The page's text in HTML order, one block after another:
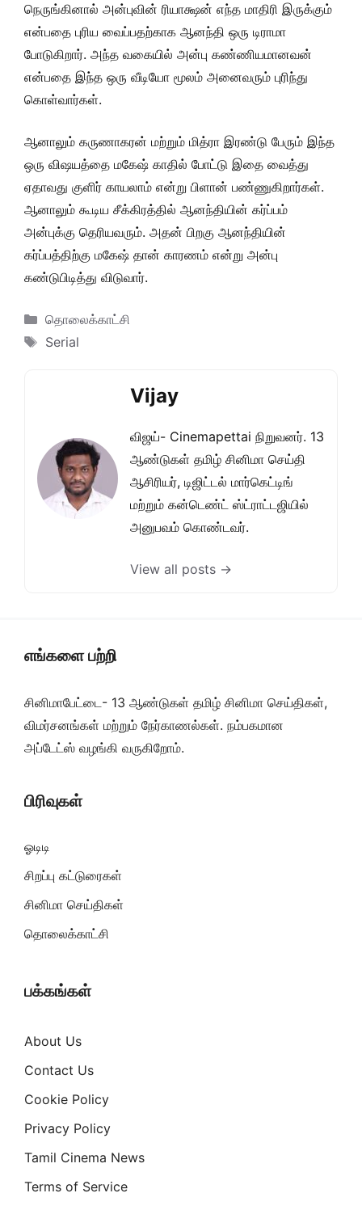
நெருங்கினால் அன்புவின் ரியாக்ஷன் எந்த மாதிரி இருக்கும்
என்பதை புரிய வைப்பதற்காக ஆனந்தி ஒரு டிராமா
போடுகிறார். அந்த வகையில் அன்பு கண்ணியமானவன்
என்பதை இந்த ஒரு வீடியோ மூலம் அனைவரும் புரிந்து
கொள்வார்கள்.
ஆனாலும் கருணாகரன் மற்றும் மித்ரா இரண்டு பேரும் இந்த
ஒரு விஷயத்தை மகேஷ் காதில் போட்டு இதை வைத்து
ஏதாவது குளிர் காயலாம் என்று பிளான் பண்ணுகிறார்கள்.
ஆனாலும் கூடிய சீக்கிரத்தில் ஆனந்தியின் கர்ப்பம்
அன்புக்கு தெரியவரும். அதன் பிறகு ஆனந்தியின்
கர்ப்பத்திற்கு மகேஷ் தான் காரணம் என்று அன்பு
கண்டுபிடித்து விடுவார்.
Categories
தொலைக்காட்சி
Tags
Serial
Vijay
விஜய்- Cinemapettai நிறுவனர். 13
ஆண்டுகள் தமிழ் சினிமா செய்தி
ஆசிரியர், டிஜிட்டல் மார்கெட்டிங்
மற்றும் கன்டெண்ட் ஸ்ட்ராட்டஜியில்
அனுபவம் கொண்டவர்.
View all posts →
எங்களை பற்றி
சினிமாபேட்டை- 13 ஆண்டுகள் தமிழ் சினிமா செய்திகள்,
விமர்சனங்கள் மற்றும் நேர்காணல்கள். நம்பகமான
அப்டேட்ஸ் வழங்கி வருகிறோம்.
பிரிவுகள்
ஓடிடி
சிறப்பு கட்டுரைகள்
சினிமா செய்திகள்
தொலைக்காட்சி
பக்கங்கள்
About Us
Contact Us
Cookie Policy
Privacy Policy
Tamil Cinema News
Terms of Service